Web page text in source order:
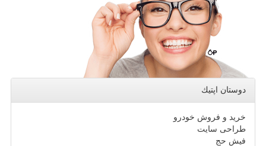
دوستان اپتیك
خرید و فروش خودرو
طراحی سایت
فیش حج